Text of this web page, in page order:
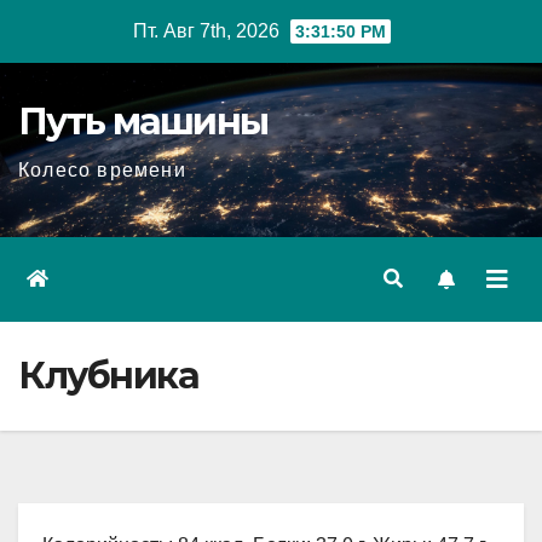
Пт. Авг 7th, 2026 3:31:51 PM
Путь машины
Колесо времени
Клубника